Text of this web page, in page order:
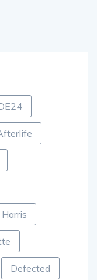
Defected